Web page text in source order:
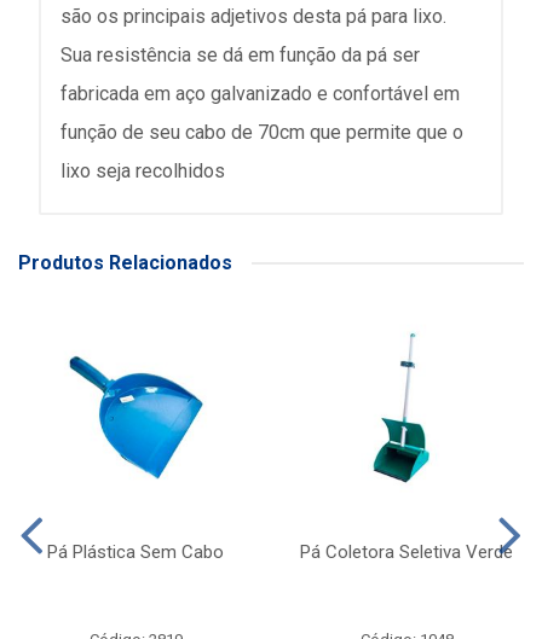
são os principais adjetivos desta pá para lixo.
Sua resistência se dá em função da pá ser
fabricada em aço galvanizado e confortável em
função de seu cabo de 70cm que permite que o
lixo seja recolhidos
Produtos Relacionados
Pá Plástica Sem Cabo Pá Coletora Seletiva Verde